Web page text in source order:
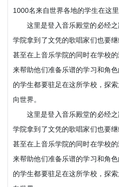
1000名来自世界各地的学生在这里
这里是登入音乐殿堂的必经
学院拿到了文凭的歌唱家们也要
甚至在上音乐学院的同时在学校
来帮助他们准备乐谱的学习和角
的学生都要驻足在这所学校，探
向世界。
这里是登入音乐殿堂的必经
学院拿到了文凭的歌唱家们也要
甚至在上音乐学院的同时在学校
来帮助他们准备乐谱的学习和角
的学生都要驻足在这所学校，探